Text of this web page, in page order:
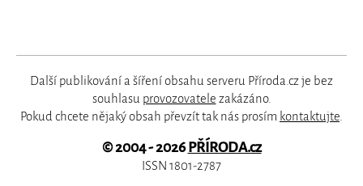
Další publikování a šíření obsahu serveru Příroda.cz je bez
souhlasu provozovatele zakázáno.
Pokud chcete nějaký obsah převzít tak nás prosím kontaktujte
© 2004 - 2026PŘÍRODA.cz
ISSN 1801-2787